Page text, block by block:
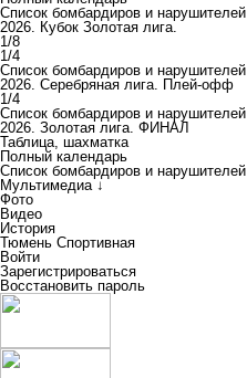
Список бомбардиров и нарушителей
2026. Кубок Золотая лига.
1/8
1/4
Список бомбардиров и нарушителей
2026. Серебряная лига. Плей-офф
1/4
Список бомбардиров и нарушителей
2026. Золотая лига. ФИНАЛ
Таблица, шахматка
Полный календарь
Список бомбардиров и нарушителей
Мультимедиа ↓
Фото
Видео
История
Тюмень Спортивная
Войти
Зарегистрироваться
Восстановить пароль